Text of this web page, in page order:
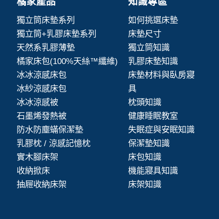
獨立筒床墊系列
獨立筒+乳膠床墊系列
天然系乳膠薄墊
橘家床包(100%天絲™纖維)
冰冰涼感床包
冰紗涼感床包
冰冰涼感被
石墨烯發熱被
防水防塵蟎保潔墊
乳膠枕 / 涼感記憶枕
實木腳床架
收納掀床
抽屜收納床架
如何挑選床墊
床墊尺寸
獨立筒知識
乳膠床墊知識
床墊材料與臥房寢
具
枕頭知識
健康睡眠教室
失眠症與安眠知識
保潔墊知識
床包知識
機能寢具知識
床架知識